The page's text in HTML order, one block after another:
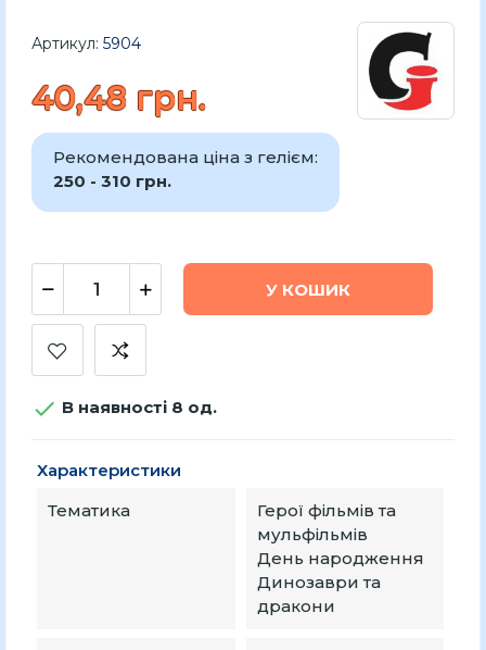
Артикул: 5904
40,48 грн.
Рекомендована ціна з гелієм:
250 - 310 грн.
У КОШИК
 В наявності 8 од.
Характеристики
Тематика
Герої фільмів та
мульфільмів
День народження
Динозаври та
дракони